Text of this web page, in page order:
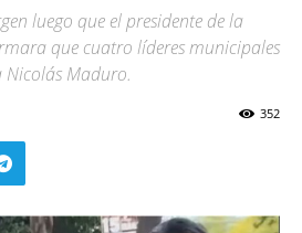
luego que el presidente de la
que cuatro líderes municipales
Nicolás Maduro.
352